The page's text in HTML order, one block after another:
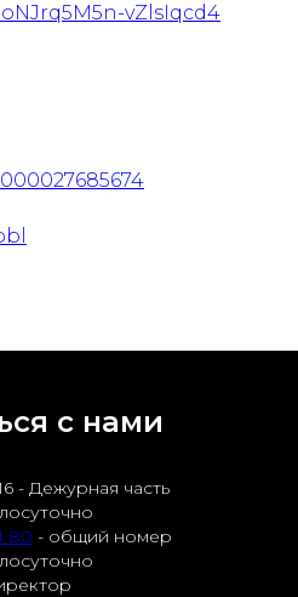
vZlsIqcd4
с нами
- Дежурная часть
80 - общий номер